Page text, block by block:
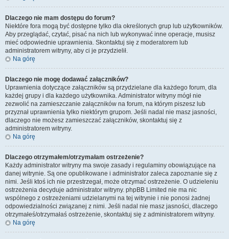
Dlaczego nie mam dostępu do forum?
Niektóre fora mogą być dostępne tylko dla określonych grup lub użytkowników.
Aby przeglądać, czytać, pisać na nich lub wykonywać inne operacje, musisz
mieć odpowiednie uprawnienia. Skontaktuj się z moderatorem lub
administratorem witryny, aby ci je przydzielił.
Na górę
Dlaczego nie mogę dodawać załączników?
Uprawnienia dotyczące załączników są przydzielane dla każdego forum, dla
każdej grupy i dla każdego użytkownika. Administrator witryny mógł nie
zezwolić na zamieszczanie załączników na forum, na którym piszesz lub
przyznał uprawnienia tylko niektórym grupom. Jeśli nadal nie masz jasności,
dlaczego nie możesz zamieszczać załączników, skontaktuj się z
administratorem witryny.
Na górę
Dlaczego otrzymałem/otrzymałam ostrzeżenie?
Każdy administrator witryny ma swoje zasady i regulaminy obowiązujące na
danej witrynie. Są one opublikowane i administrator zaleca zapoznanie się z
nimi. Jeśli ktoś ich nie przestrzegał, może otrzymać ostrzeżenie. O udzieleniu
ostrzeżenia decyduje administrator witryny. phpBB Limited nie ma nic
wspólnego z ostrzeżeniami udzielanymi na tej witrynie i nie ponosi żadnej
odpowiedzialności związanej z nimi. Jeśli nadal nie masz jasności, dlaczego
otrzymałeś/otrzymałaś ostrzeżenie, skontaktuj się z administratorem witryny.
Na górę